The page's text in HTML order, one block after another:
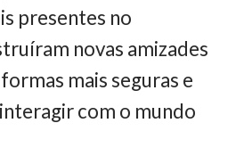
presentes no
novas amizades
mais seguras e
com o mundo